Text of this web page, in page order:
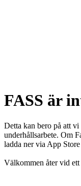
FASS är
Detta kan bero på att
underhållsarbete. Om
ladda ner via App
Välkommen åter vid